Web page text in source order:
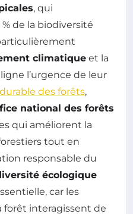
, qui
de la biodiversité
climatique et la
l’urgence de leur
des forêts,
national des forêts
qui améliorent la
tout en
responsable du
écologique
car les
forêt interagissent de